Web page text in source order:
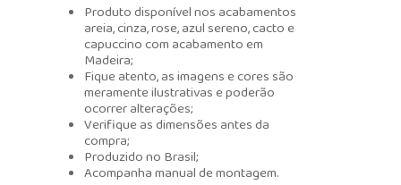
Produto disponível nos acabamentos
areia, cinza, rose, azul sereno, cacto e
capuccino com acabamento em
Madeira;
Fique atento, as imagens e cores são
meramente ilustrativas e poderão
ocorrer alterações;
Verifique as dimensões antes da
compra;
Produzido no Brasil;
Acompanha manual de montagem.